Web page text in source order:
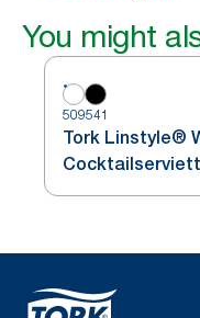
You might
509541
Tork Linstyle®